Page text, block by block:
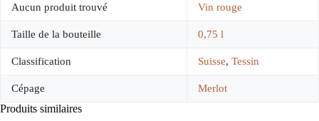
Aucun produit trouvé Vin rouge
Taille de la bouteille 0,75 l
Classification Suisse, Tessin
Cépage Merlot
Produits similaires